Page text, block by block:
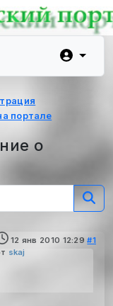
портале
о
12 янв 2010 12:29 #1
skaj